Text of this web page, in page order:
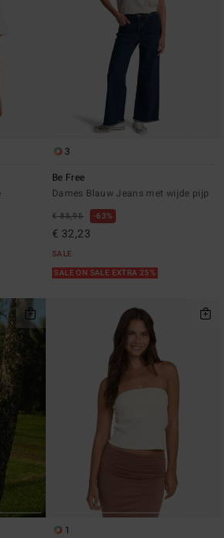
3
Be Free
Dames Blauw Jeans met wijde pijp
€ 85,95 63%
€ 32,23
SALE
SALE ON SALE EXTRA 25%
1